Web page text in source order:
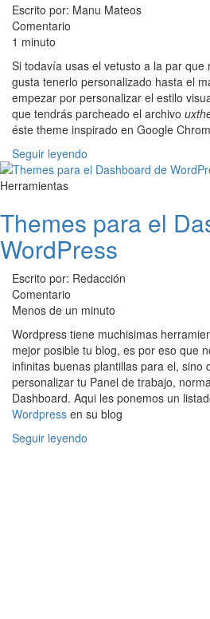
Escrito por: Manu Mateos
Comentario
1 minuto
Si todavía usas el vetusto a la par que
gusta tenerlo personalizado hasta el
empezar por personalizar el estilo
que tendrás parcheado el archivo
éste theme inspirado en Google
Seguir leyendo
Herramientas
Themes para el
WordPress
Escrito por: Redacción
Comentario
Menos de un minuto
Wordpress tiene muchisimas
mejor posible tu blog, es por eso que
infinitas buenas plantillas para el, sino
personalizar tu Panel de trabajo,
Dashboard. Aqui les ponemos un
Wordpress en su blog
Seguir leyendo